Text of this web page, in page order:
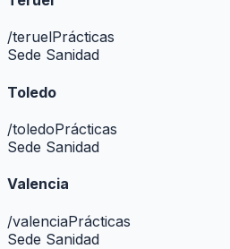
/teruelPrácticas
Sede Sanidad
Toledo
/toledoPrácticas
Sede Sanidad
Valencia
/valenciaPrácticas
Sede Sanidad